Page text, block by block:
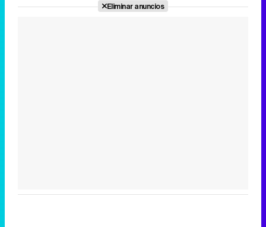
Eliminar anuncios